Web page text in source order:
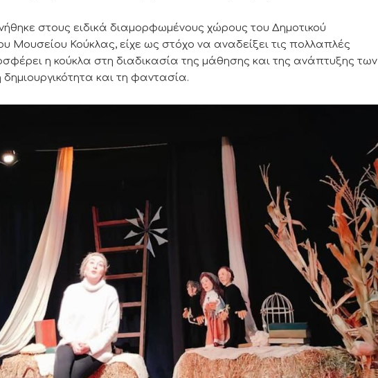
στους ειδικά διαμορφωμένους χώρους του Δημοτικού
Μουσείου Κούκλας, είχε ως στόχο να αναδείξει τις πολλαπλές
η κούκλα στη διαδικασία της μάθησης και της ανάπτυξης των
και τη φαντασία.